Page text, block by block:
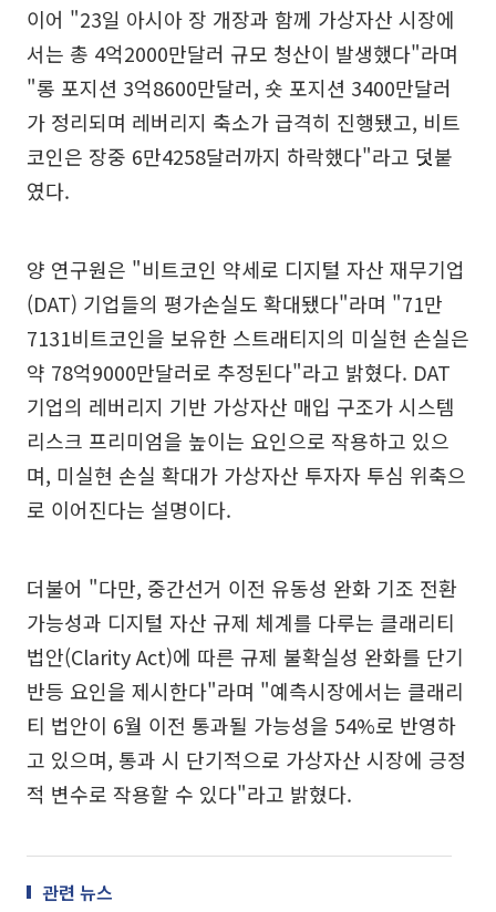
이어 "23일 아시아 장 개장과 함께 가상자산 시장에
서는 총 4억2000만달러 규모 청산이 발생했다"라며
"롱 포지션 3억8600만달러, 숏 포지션 3400만달러
가 정리되며 레버리지 축소가 급격히 진행됐고, 비트
코인은 장중 6만4258달러까지 하락했다"라고 덧붙
였다.
양 연구원은 "비트코인 약세로 디지털 자산 재무기업
(DAT) 기업들의 평가손실도 확대됐다"라며 "71만
7131비트코인을 보유한 스트래티지의 미실현 손실은
약 78억9000만달러로 추정된다"라고 밝혔다. DAT
기업의 레버리지 기반 가상자산 매입 구조가 시스템
리스크 프리미엄을 높이는 요인으로 작용하고 있으
며, 미실현 손실 확대가 가상자산 투자자 투심 위축으
로 이어진다는 설명이다.
더불어 "다만, 중간선거 이전 유동성 완화 기조 전환
가능성과 디지털 자산 규제 체계를 다루는 클래리티
법안(Clarity Act)에 따른 규제 불확실성 완화를 단기
반등 요인을 제시한다"라며 "예측시장에서는 클래리
티 법안이 6월 이전 통과될 가능성을 54%로 반영하
고 있으며, 통과 시 단기적으로 가상자산 시장에 긍정
적 변수로 작용할 수 있다"라고 밝혔다.
관련 뉴스